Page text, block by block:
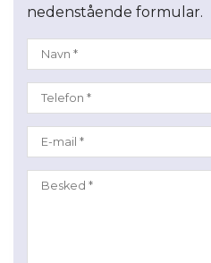
nedenstående formular.